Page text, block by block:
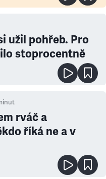
užil pohřeb. Pro
stoprocentně
rváč a
říká ne a v